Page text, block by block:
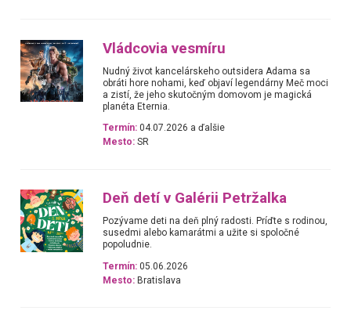
Vládcovia vesmíru
Nudný život kancelárskeho outsidera Adama sa
obráti hore nohami, keď objaví legendárny Meč moci
a zistí, že jeho skutočným domovom je magická
planéta Eternia.
Termín: 04.07.2026 a ďalšie
Mesto: SR
Deň detí v Galérii Petržalka
Pozývame deti na deň plný radosti. Príďte s rodinou,
susedmi alebo kamarátmi a užite si spoločné
popoludnie.
Termín: 05.06.2026
Mesto: Bratislava